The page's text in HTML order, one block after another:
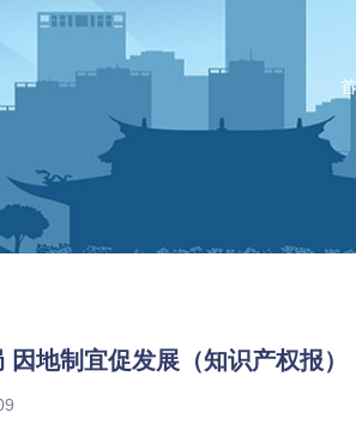
因地制宜促发展（知识产权报）